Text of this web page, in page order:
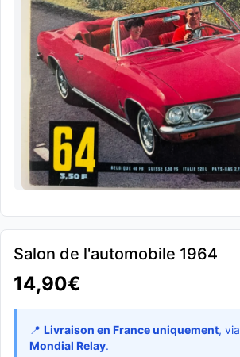
Salon de l'automobile 1964
14,90€
📍 Livraison en France uniquement, via
Mondial Relay.